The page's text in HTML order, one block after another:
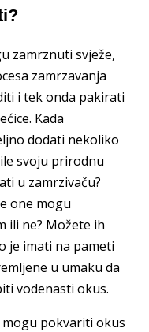
zamrznuti svježe,
zamrzavanja
i tek onda pakirati
Kada
dodati nekoliko
svoju prirodnu
u zamrzivaču?
one mogu
ili ne? Možete ih
je imati na pameti
u umaku da
vodenasti okus.
mogu pokvariti okus